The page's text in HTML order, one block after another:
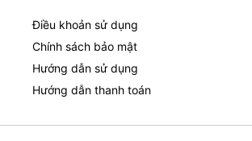
Điều khoản sử dụng
Chính sách bảo mật
Hướng dẫn sử dụng
Hướng dẫn thanh toán